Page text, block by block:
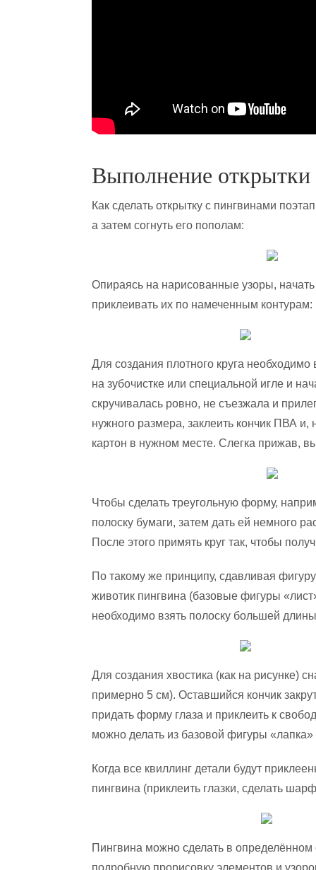
Выполнение открытки
Как сделать открытку с пингвинами
а затем согнуть его пополам:
Опираясь на нарисованные узоры, начать
приклеивать их по намеченным контурам:
Для создания плотного круга
на зубочистке или специальной игле и
скручивалась ровно, не съезжала и
нужного размера, заклеить кончик ПВА и,
картон в нужном месте. Слегка прижав,
Чтобы сделать треугольную форму,
полоску бумаги, затем дать ей немного
После этого примять круг так, чтобы
По такому же принципу, сдавливая
животик пингвина (базовые фигуры
необходимо взять полоску большей
Для создания хвостика (как на рисунке)
примерно 5 см). Оставшийся кончик
придать форму глаза и приклеить к
можно делать из базовой фигуры «лапка»
Когда все квиллинг детали будут
пингвина (приклеить глазки, сделать
Пингвина можно сделать в определённом
подробную прорисовку элементов и